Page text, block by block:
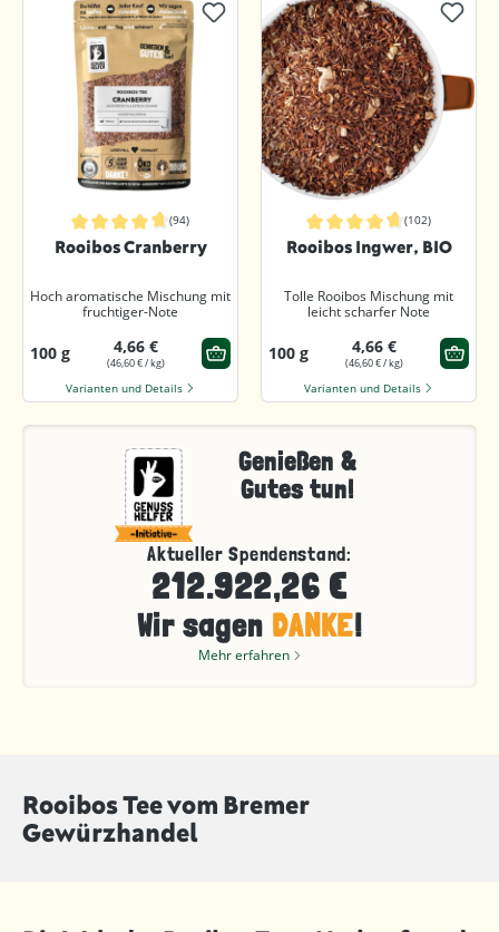
Durchschnittliche Bewertung von 4.7 von 5 Sternen
(94)
Rooibos Cranberry
Hoch aromatische Mischung mit
fruchtiger-Note
100 g 4,66 €
(46,60 € / kg)
Varianten und Details
Durchschnittliche Bewertung von
(102)
Rooibos Ingwer, BIO
Tolle Rooibos Mischung mit
leicht scharfer Note
100 g 4,66 €
(46,60 € / kg)
Varianten und Details
Genießen &
Gutes tun!
Aktueller Spendenstand:
212.922,26 €
Wir sagen DANKE!
Mehr erfahren
Rooibos Tee vom Bremer
Gewürzhandel